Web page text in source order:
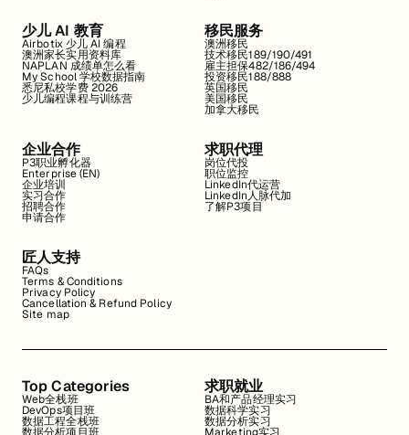
少儿 AI 教育
Airbotix 少儿 AI 编程
澳洲家长实用资料库
NAPLAN 成绩单怎么看
My School 学校数据指南
悉尼私校学费 2026
少儿编程课程与训练营
移民服务
澳洲移民
技术移民189/190/491
雇主担保482/186/494
投资移民188/888
英国移民
美国移民
加拿大移民
企业合作
P3职业孵化器
Enterprise (EN)
企业培训
实习合作
招聘合作
申请合作
求职代理
岗位代投
职位监控
LinkedIn代运营
LinkedIn人脉代加
了解P3项目
匠人支持
FAQs
Terms & Conditions
Privacy Policy
Cancellation & Refund Policy
Site map
Top Categories
Web全栈班
DevOps项目班
数据工程全栈班
求职就业
BA和产品经理实习
数据科学实习
数据分析实习